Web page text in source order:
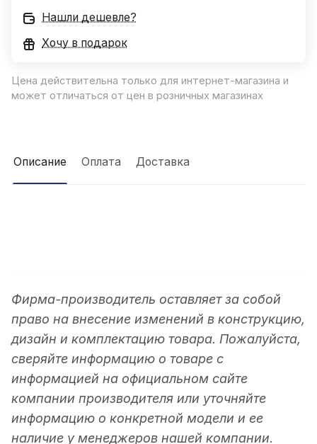
Нашли дешевле?
Хочу в подарок
Цена действительна только для интернет-магазина и
может отличаться от цен в розничных магазинах
Описание Оплата Доставка
Фирма-производитель оставляет за собой
право на внесение изменений в конструкцию,
дизайн и комплектацию товара. Пожалуйста,
сверяйте информацию о товаре с
информацией на официальном сайте
компании производителя или уточняйте
информацию о конкретной модели и ее
наличие у менеджеров нашей компании.